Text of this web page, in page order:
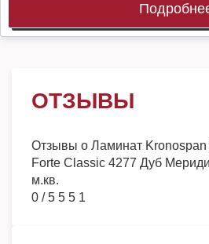
ОТЗЫВЫ
Отзывы о Ламинат Kronospan
Forte Classic 4277 Дуб
м.кв.
0 /5 5 5 1